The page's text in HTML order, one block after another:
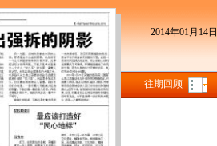
2014年01月14
往期回顾